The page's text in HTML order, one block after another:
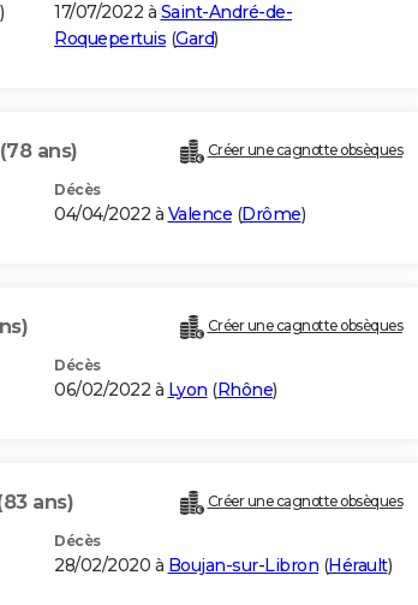
) 17/07/2022 à Saint-André-de-
Roquepertuis (Gard)
(78 ans) Créer une cagnotte obsèques
Décès
04/04/2022 à Valence (Drôme)
Créer une cagnotte obsèques
Décès
06/02/2022 à Lyon (Rhône)
ans) Créer une cagnotte obsèques
Décès
28/02/2020 à Boujan-sur-Libron (Hérault)